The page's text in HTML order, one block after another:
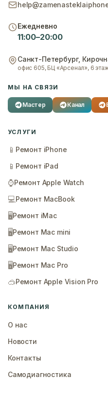
Ежедневно
11:00–20:00
Санкт-Петербург,
офис 605, БЦ «Арсенал», 6
МЫ НА СВЯЗИ
Мастер Канал
УСЛУГИ
📱 Ремонт iPhone
📱 Ремонт iPad
⌚Ремонт Apple Watch
💻Ремонт MacBook
🖥️Ремонт iMac
🖥️Ремонт Mac mini
🖥️Ремонт Mac Studio
🖥️Ремонт Mac Pro
🥽Ремонт Apple Vision Pro
КОМПАНИЯ
О нас
Новости
Контакты
Самодиагностика